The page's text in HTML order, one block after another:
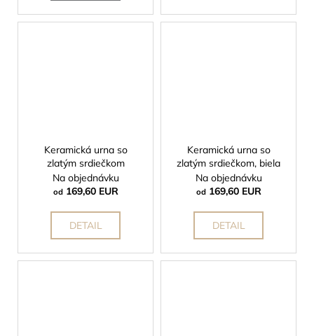
Keramická urna so
zlatým srdiečkom
Na objednávku
od169,60 EUR
DETAIL
Keramická urna so
zlatým srdiečkom, biela
Na objednávku
od169,60 EUR
DETAIL